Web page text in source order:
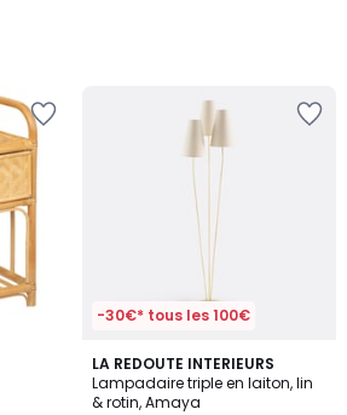
-30€* tous les 100€
LA REDOUTE INTERIEURS
Lampadaire triple en laiton, lin
& rotin, Amaya
4,8
/ 5